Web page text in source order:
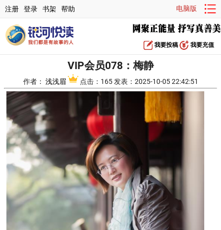
注册 登录 书架 帮助 电脑版
我要投稿 我要充值
VIP会员078：梅静
作者： 浅浅眉 点击：165 发表：2025-10-05 22:42:51